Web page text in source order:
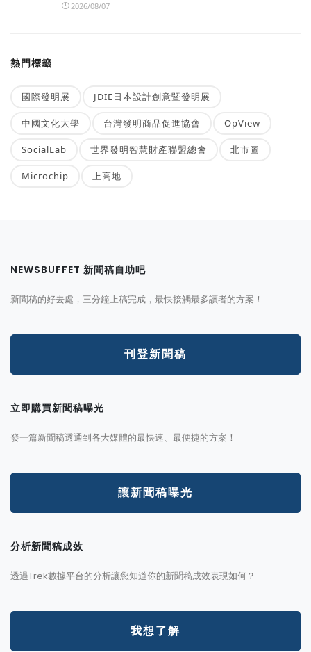
2026/08/07
熱門標籤
國際發明展 JDIE日本設計創意暨發明展
中國文化大學 台灣發明商品促進協會 OpView
SocialLab 世界發明智慧財產聯盟總會 北市圖
Microchip 上高地
NEWSBUFFET 新聞稿自助吧
新聞稿的好去處，三分鐘上稿完成，最快接觸最多讀者的方案！
刊登新聞稿
立即購買新聞稿曝光
發一篇新聞稿透通到各大媒體的最快速、最便捷的方案！
讓新聞稿曝光
分析新聞稿成效
透過Trek數據平台的分析讓您知道你的新聞稿成效表現如何？
我想了解